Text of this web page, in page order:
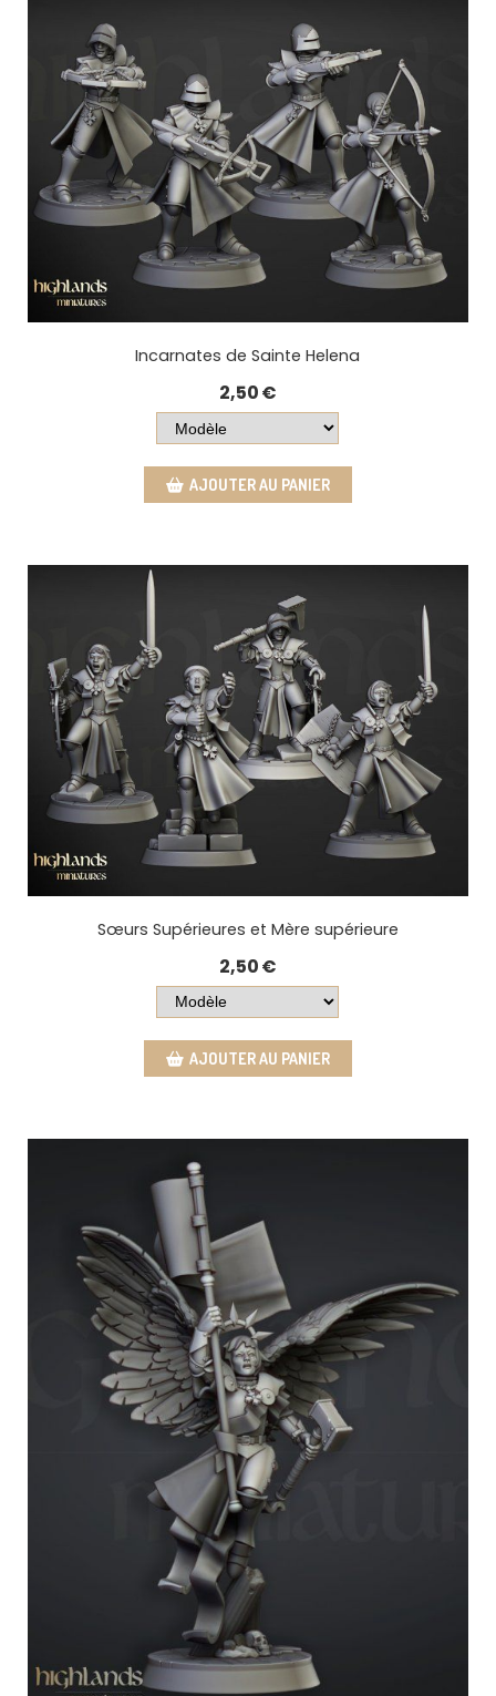
Incarnates de Sainte Helena
2,50€
AJOUTER AU PANIER
Sœurs Supérieures et Mère supérieure
2,50€
AJOUTER AU PANIER